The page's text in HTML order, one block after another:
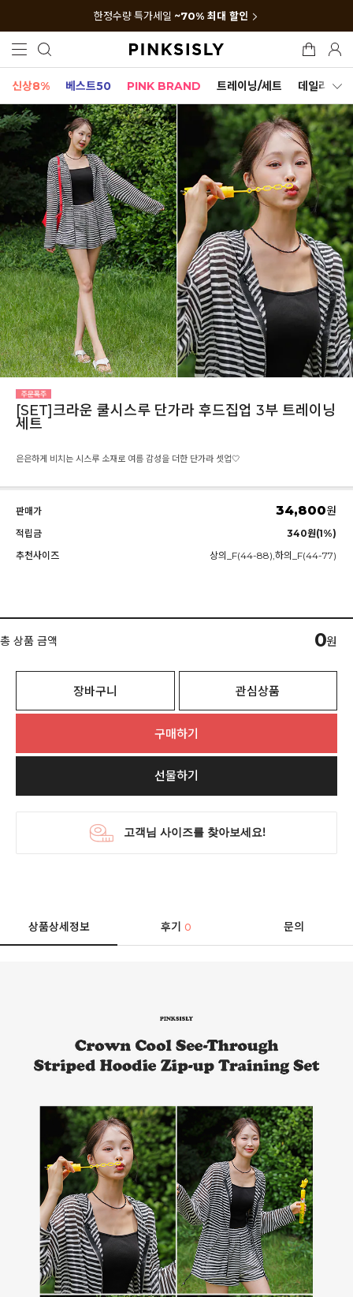
한정수량 특가세일 ~70% 최대 할인
신상8% 베스트50 PINK BRAND 트레이닝/세트 데일리세트
[SET]크라운 쿨시스루 단가라 후드집업 3부 트레이닝
세트
은은하게 비치는 시스루 소재로 여름 감성을 더한 단가라 셋업🤍
판매가 34,800원
적립금
340원(1%)
추천사이즈
상의_F(44-88),하의_F(44-77)
총 상품 금액 0원
장바구니 관심상품
구매하기
선물하기
상품상세정보 후기0 문의